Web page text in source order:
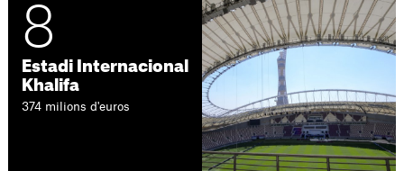
8
Estadi Internacional
Khalifa
374 milions d'euros